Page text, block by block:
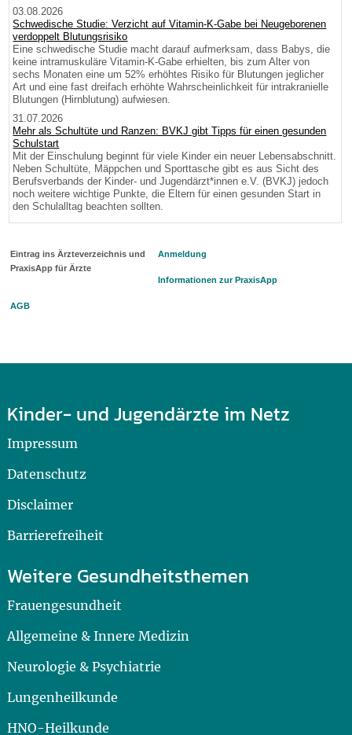
03.08.2026
Schwedische Studie: Verzicht auf Vitamin-K-Gabe bei Neugeborenen
verdoppelt Blutungsrisiko
Eine schwedische Studie macht darauf aufmerksam, dass Babys, die
keine intramuskuläre Vitamin-K-Gabe erhielten, bis zum Alter von
sechs Monaten eine um 52% erhöhtes Risiko für Blutungen jeglicher
Art und eine fast dreifach erhöhte Wahrscheinlichkeit für intrakranielle
Blutungen (Hirnblutung) aufwiesen.
31.07.2026
Mehr als Schultüte und Ranzen: BVKJ gibt Tipps für einen gesunden
Schulstart
Mit der Einschulung beginnt für viele Kinder ein neuer Lebensabschnitt.
Neben Schultüte, Mäppchen und Sporttasche gibt es aus Sicht des
Berufsverbands der Kinder- und Jugendärzt*innen e.V. (BVKJ) jedoch
noch weitere wichtige Punkte, die Eltern für einen gesunden Start in
den Schulalltag beachten sollten.
Eintrag ins Ärzteverzeichnis und
PraxisApp für Ärzte
Anmeldung
Informationen zur PraxisApp
AGB
Kinder- und Jugendärzte im Netz
Impressum
Datenschutz
Disclaimer
Barrierefreiheit
Weitere Gesundheitsthemen
Frauengesundheit
Allgemeine & Innere Medizin
Neurologie & Psychiatrie
Lungenheilkunde
HNO-Heilkunde